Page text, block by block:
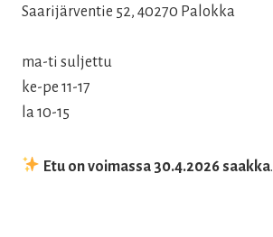
Saarijärventie 52, 40270 Palokka
ma-ti suljettu
ke-pe 11-17
la 10-15
Etu on voimassa 30.4.2026 saakka.